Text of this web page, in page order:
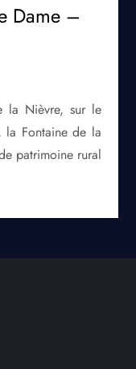
Dame –
la Nièvre, sur le
la Fontaine de la
patrimoine rural